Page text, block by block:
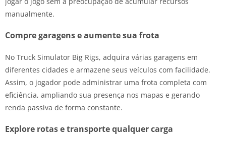
manualmente.
Compre garagens e aumente sua frota
No Truck Simulator Big Rigs, adquira várias garagens em
diferentes cidades e armazene seus veículos com facilidade.
Assim, o jogador pode administrar uma frota completa com
eficiência, ampliando sua presença nos mapas e gerando
renda passiva de forma constante.
Explore rotas e transporte qualquer carga